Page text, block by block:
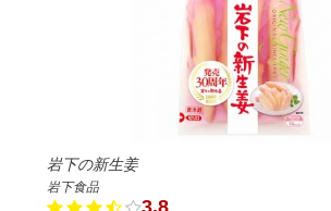
岩下の新生姜
岩下食品